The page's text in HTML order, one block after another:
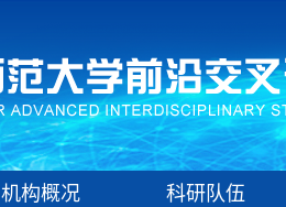
机构概况 科研队伍